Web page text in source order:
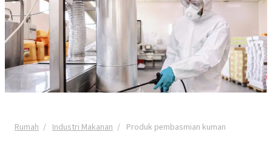
Rumah Industri Makanan Produk pembasmian kuman